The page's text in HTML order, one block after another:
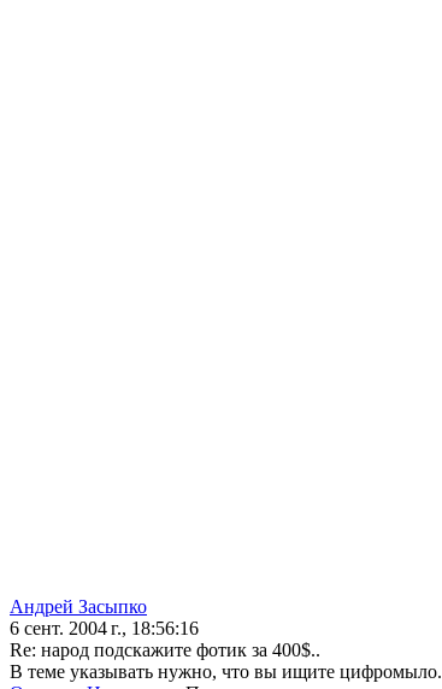
Андрей Засыпко
6 сент. 2004 г., 18:56:16
Re: народ подскажите фотик за 400$..
В теме указывать нужно, что вы ищите цифромыло.